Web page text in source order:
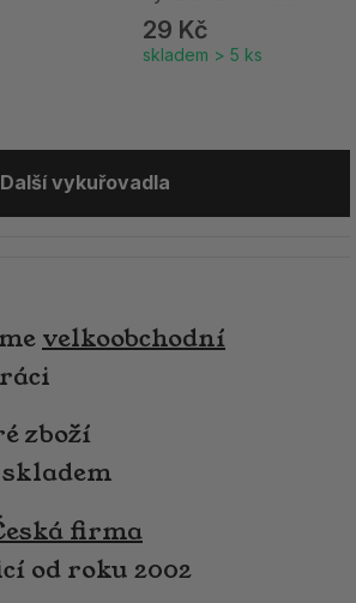
29 Kč
skladem > 5 ks
Další vykuřovadla
velkoobchodní
zboží
firma
od roku 2002